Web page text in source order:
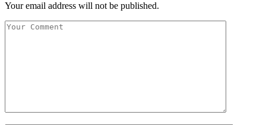
Your email address will not be published.